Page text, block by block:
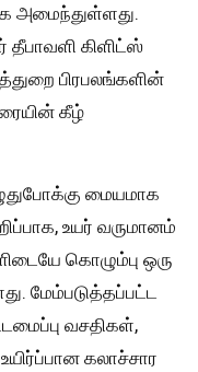
அமைந்துள்ளது.
கிளிட்ஸ்
பிரபலங்களின்
கீழ்
மையமாக
உயர் வருமானம்
கொழும்பு ஒரு
மேம்படுத்தப்பட்ட
வசதிகள்,
கலாச்சார